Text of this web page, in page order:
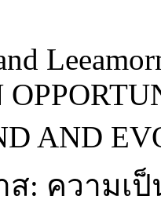
AND
ส: ความ